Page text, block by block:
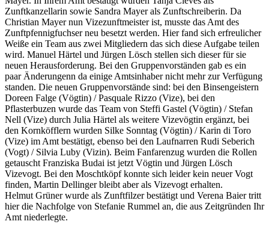
Zunftkanzellarin sowie Sandra Mayer als Zunftschreiberin. Da
Christian Mayer nun Vizezunftmeister ist, musste das Amt des
Zunftpfennigfuchser neu besetzt werden. Hier fand sich erfreulicher
Weiße ein Team aus zwei Mitgliedern das sich diese Aufgabe teilen
wird. Manuel Härtel und Jürgen Lösch stellen sich dieser für sie
neuen Herausforderung. Bei den Gruppenvorständen gab es ein
paar Änderungenn da einige Amtsinhaber nicht mehr zur Verfügung
standen. Die neuen Gruppenvorstände sind: bei den Binsengeistern
Doreen Falge (Vögtin) / Pasquale Rizzo (Vize), bei den
Pflasterbuzen wurde das Team von Steffi Gastel (Vögtin) / Stefan
Nell (Vize) durch Julia Härtel als weitere Vizevögtin ergänzt, bei
den Kornköfflern wurden Silke Sonntag (Vögtin) / Karin di Toro
(Vize) im Amt bestätigt, ebenso bei den Laufnarren Rudi Seberich
(Vogt) / Silvia Luby (Vizin). Beim Fanfarenzug wurden die Rollen
getauscht Franziska Budai ist jetzt Vögtin und Jürgen Lösch
Vizevogt. Bei den Moschtköpf konnte sich leider kein neuer Vogt
finden, Martin Dellinger bleibt aber als Vizevogt erhalten.
Helmut Grüner wurde als Zunftfilzer bestätigt und Verena Baier tritt
hier die Nachfolge von Stefanie Rummel an, die aus Zeitgründen Ihr
Amt niederlegte.